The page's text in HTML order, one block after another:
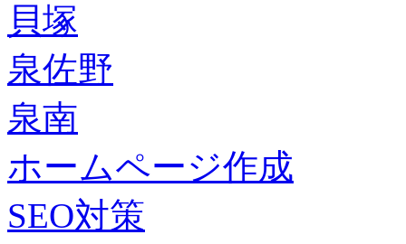
貝塚
泉佐野
泉南
ホームページ作成
SEO対策